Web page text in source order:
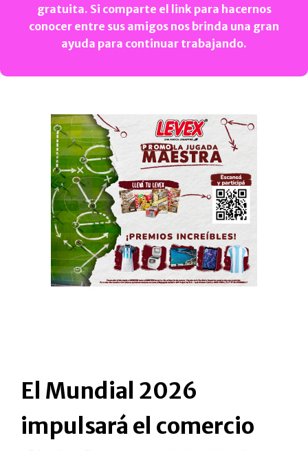
gratuita. Si comparte el link para hacernos
conocer entre sus amigos nos brinda una gran
ayuda para continuar trabajando.
El Mundial 2026
impulsará el comercio